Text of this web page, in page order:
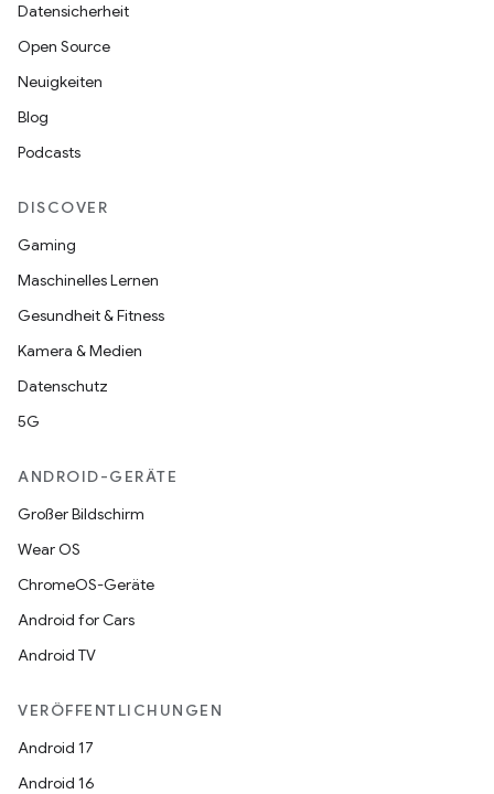
Datensicherheit
Open Source
Neuigkeiten
Blog
Podcasts
DISCOVER
Gaming
Maschinelles Lernen
Gesundheit & Fitness
Kamera & Medien
Datenschutz
5G
ANDROID-GERÄTE
Großer Bildschirm
Wear OS
ChromeOS-Geräte
Android for Cars
Android TV
VERÖFFENTLICHUNGEN
Android 17
Android 16